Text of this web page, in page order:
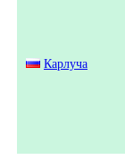
Карлуча